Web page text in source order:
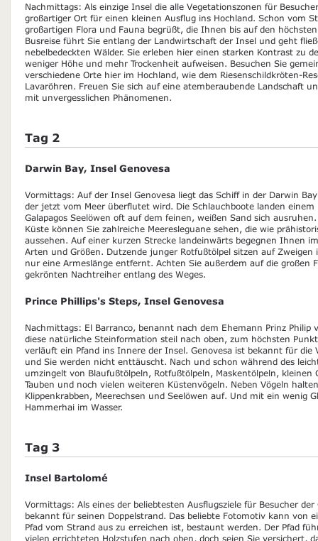
Nachmittags: Als einzige Insel die alle Vegetationszonen für
großartiger Ort für einen kleinen Ausflug ins Hochland. Schon vom
großartigen Flora und Fauna begrüßt, die Ihnen bis auf den
Busreise führt Sie entlang der Landwirtschaft der Insel und geht
nebelbedeckten Wälder. Sie erleben hier einen starken Kontrast zu
weniger Höhe und mehr Trockenheit aufweisen. Besuchen Sie
verschiedene Orte hier im Hochland, wie dem Riesenschildkröten-
Lavaröhren. Freuen Sie sich auf eine atemberaubende Landschaft
mit unvergesslichen Phänomenen.
Tag 2
Darwin Bay, Insel Genovesa
Vormittags: Auf der Insel Genovesa liegt das Schiff in der Darwin
der jetzt vom Meer überflutet wird. Die Schlauchboote landen
Galapagos Seelöwen oft auf dem feinen, weißen Sand sich
Küste können Sie zahlreiche Meeresleguane sehen, die wie
aussehen. Auf einer kurzen Strecke landeinwärts begegnen Ihnen
Arten und Größen. Dutzende junger Rotfußtölpel sitzen auf Zweigen
nur eine Armeslänge entfernt. Achten Sie außerdem auf die großen
gekrönten Nachtreiher entlang des Weges.
Prince Phillips's Steps, Insel Genovesa
Nachmittags: El Barranco, benannt nach dem Ehemann Prinz Philip
diese natürliche Steinformation steil nach oben, zum höchsten
verläuft ein Pfand ins Innere der Insel. Genovesa ist bekannt für die
und Sie werden nicht enttäuscht. Nach und schon während des
umzingelt von Blaufußtölpeln, Rotfußtölpeln, Maskentölpeln, kleinen
Tauben und noch vielen weiteren Küstenvögeln. Neben Vögeln
Klippenkrabben, Meerechsen und Seelöwen auf. Und mit ein wenig
Hammerhai im Wasser.
Tag 3
Insel Bartolomé
Vormittags: Als eines der beliebtesten Ausflugsziele für Besucher
bekannt für seinen Doppelstrand. Das beliebte Fotomotiv kann von
Pfad vom Strand aus zu erreichen ist, bestaunt werden. Der Pfad
vielen errichteten Holzstufen nach oben, doch seien Sie versichert,